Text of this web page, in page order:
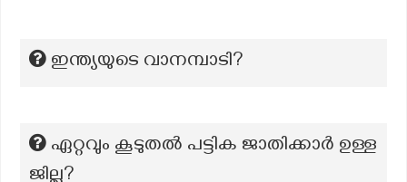
ഇന്ത്യയുടെ വാനമ്പാടി?
ഏറ്റവും കൂടുതല്‍ പട്ടിക ജാതിക്കാര്‍ ഉള്ള
ജില്ല?